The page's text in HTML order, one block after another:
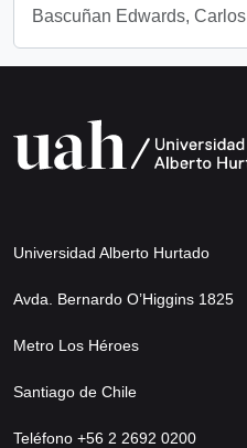
Bascuñan Edwards, Carlos
Universidad Alberto Hurtado
Avda. Bernardo O’Higgins 1825
Metro Los Héroes
Santiago de Chile
Teléfono +56 2 2692 0200